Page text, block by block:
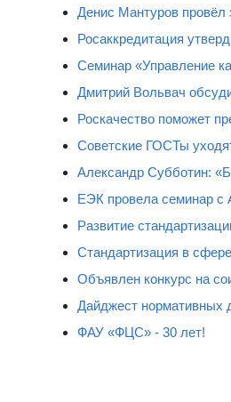
Денис Мантуров провёл
Росаккредитация
Семинар «Управление
Дмитрий Вольвач
Роскачество поможет
Советские ГОСТы
Александр Субботин:
ЕЭК провела семинар с
Развитие
Стандартизация в
Объявлен конкурс на
Дайджест нормативных
ФАУ «ФЦС» - 30 лет!